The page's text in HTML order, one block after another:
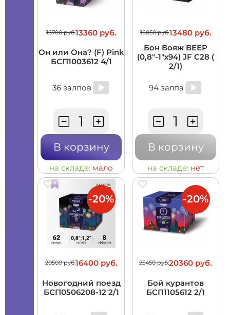
16700 руб.13360 руб.
Он или Она? (F) Pink
БСП1003612 4/1
36 залпов
В корзину
на складе: мало
16850 руб.13480 руб.
Бон Вояж ВЕЕР
(0,8"-1"х94) JF C28 (
2/1)
94 залпа
В корзину
на складе: нет
20500 руб.16400 руб.
Новогодний поезд
БСП0506208-12 2/1
-20%
25450 руб.20360 руб.
Бой курантов
БСП1105612 2/1
-20%